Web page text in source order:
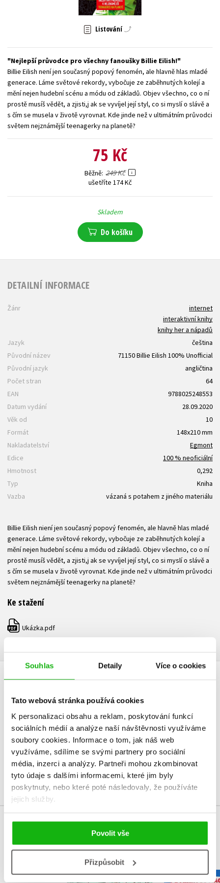
Souhlas Detaily Více o cookies
Tato webová stránka používá cookies
K personalizaci obsahu a reklam, poskytování funkcí
sociálních médií a analýze naší návštěvnosti využíváme
soubory cookies. Informace o tom, jak náš web
využíváme, sdílíme se svými partnery pro sociální
média, inzerci a analýzy. Partneři mohou zkombinovat
tyto údaje s dalšími informacemi, které jim byly
poskytnuty, nebo které poté následovaly, že používáte
jejich služby.
Povolit vše
Přizpůsobit
Zahraniční literatura
Všechny tituly
Listování
Nejlepší průvodce pro všechny fanoušky Billie Eilish!
Billie Eilish není jen současný popový fenomén, ale hlavně hlas mladé
generace. Láme světové rekordy, vybočuje ze zaběhnutých kolejí a
mění nejen hudební scénu a módu od základů. Objev všechno, co o ní
prostě musíš vědět, a zjisti,j ak se vyvíjel její styl, co si myslí o slávě a
s čím se musela v životě vyrovnat. Kde jinde než v ultimátním průvodci
světem nejznámější teenagerky na planetě?
75 Kč
Běžně 249 Kč
ušetříte 174 Kč
Skladem
Do košíku
DETAILNÍ INFORMACE
Žánr
internet
interaktivní knihy
knihy her a nápadů
Jazyk
čeština
Původní název
71150 Billie Eilish 100% Unofficial
Původní jazyk
angličtina
Počet stran
64
EAN
9788025248553
Datum vydání
28.09.2020
Věk od
10
Formát
148x210 mm
Nakladatelství
Egmont
Edice
100 % neoficiální
Hmotnost
0,292
Typ
Kniha
Vazba
vázaná s potahem z jiného materiálu
Billie Eilish niení jen současný popový fenomén, ale hlavně hlas mladé
generace. Láme světové rekordy, vybočuje ze zaběhnutých kolejí a
mění nejen hudební scénu a módu od základů. Objev všechno, co o ní
prostě musíš vědět, a zjisti,j ak se vyvíjel její styl, co si myslí o slávě a
s čím se musela v životě vyrovnat. Kde jinde než v ultimátním průvodci
světem nejznámější teenagerky na planetě?
Ke stažení
PDF Ukázka.pdf
Vaše hodnocení
Uživatelskou recenzi mohou vkládat pouze registrovaní uživatelé
Přihlásit
MOHLO BY VÁS TAKÉ ZAJÍMAT